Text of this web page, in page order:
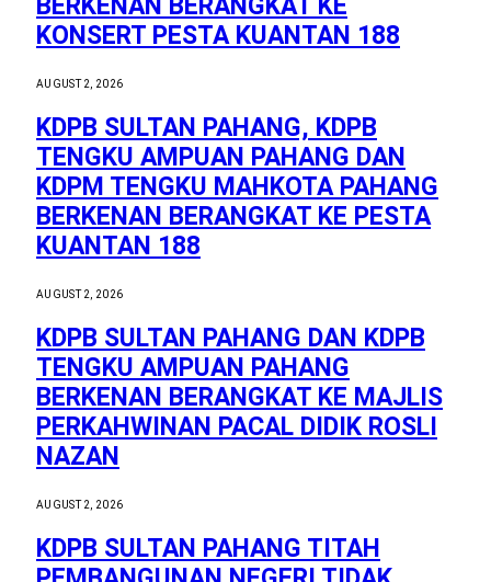
KONSERT PESTA KUANTAN 188
AUGUST 2, 2026
KDPB SULTAN PAHANG, KDPB
TENGKU AMPUAN PAHANG DAN
KDPM TENGKU MAHKOTA PAHANG
BERKENAN BERANGKAT KE PESTA
KUANTAN 188
AUGUST 2, 2026
KDPB SULTAN PAHANG DAN KDPB
TENGKU AMPUAN PAHANG
BERKENAN BERANGKAT KE MAJLIS
PERKAHWINAN PACAL DIDIK ROSLI
NAZAN
AUGUST 2, 2026
KDPB SULTAN PAHANG TITAH